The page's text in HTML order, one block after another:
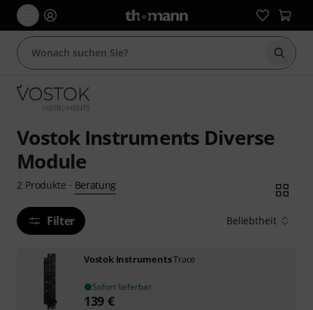
Suche
Vostok Instruments Diverse
Module
2 Produkte · Beratung
Filter Beliebtheit
Vostok InstrumentsTrace
Sofort lieferbar
139 €